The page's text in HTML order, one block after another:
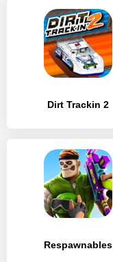
Dirt Trackin 2
Respawnables